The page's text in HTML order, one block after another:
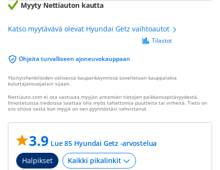
Myyty Nettiauton kautta
Katso myytävävä olevat Hyundai Getz vaihtoautot
Ohjeita turvalliseen ajoneuvokauppaan
Tilastot
Yksityishenkilöiden välisessä kaupankäynnissä sovelletaan kauppalakia
kuluttajansuojalain sijaan.
Nettiauto.com ei ota vastuuta myyjän antamien tietojen paikkansapitävyydestä.
Ilmoitetuissa tiedoissa saattaa olla myös tahattomia puutteita tai virheitä. Tieto on
siis sitova vasta kun myyjä on sen pyynnöstäsi vahvistanut.
3.9 Lue 85 Hyundai Getz -arvostelua
Halpikset